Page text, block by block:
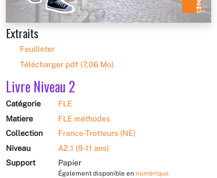
Extraits
Feuilleter
Télécharger pdf (7,06 Mo)
Livre Niveau 2
Catégorie
FLE
Matière
FLE méthodes
Collection
France-Trotteurs (NE)
Niveau
A2.1 (9-11 ans)
Support
Papier
Également disponible en numérique